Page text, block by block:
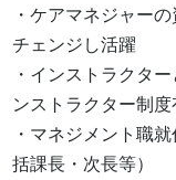
・ケアマネジャー
チェンジし活躍
・インストラクタ
ンストラクター制度
・マネジメント職
括課長・次長等）